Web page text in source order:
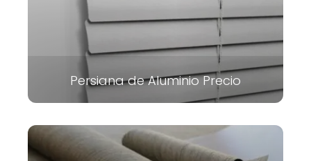
Persiana de Aluminio Precio